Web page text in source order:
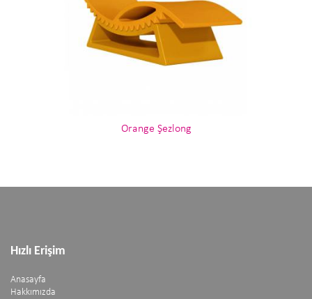
Orange Şezlong
Hızlı Erişim
Anasayfa
Hakkımızda